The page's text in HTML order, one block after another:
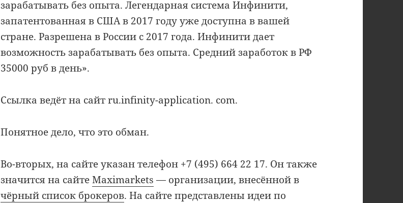
зарабатывать без опыта. Легендарная система Инфинити,
запатентованная в США в 2017 году уже доступна в вашей
стране. Разрешена в России с 2017 года. Инфинити дает
возможность зарабатывать без опыта. Средний заработок в РФ
35000 руб в день».
Ссылка ведёт на сайт ru.infinity-application. сom.
Понятное дело, что это обман.
Во-вторых, на сайте указан телефон +7 (495) 664 22 17. Он также
значится на сайтеMaximarkets — организации, внесённой в
чёрный список брокеров. На сайте представлены идеи по